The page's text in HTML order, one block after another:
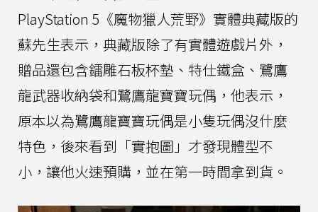
PlayStation 5《魔物獵人荒野》實體典藏版的
蘇先生表示，典藏版除了有實體遊戲片外，
贈品還包含鐳雕石板杯墊、特仕鐵盒、鷺鷹
龍武器收納袋和鷺鷹龍寶寶玩偶，他表示，
原本以為鷺鷹龍寶寶玩偶是小隻玩偶沒什麼
特色，後來看到「實抱圖」才發現體型不
小，讓他火速預購，並在第一時間拿到貨。